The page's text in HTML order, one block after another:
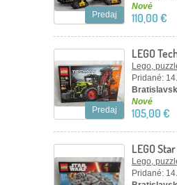
Predaj
Nové
110,00 €
Predaj
LEGO
TRAC VC
Lego,
Pridané:
Nové
105,00 €
LEGO
75105
Lego,
Pridané: